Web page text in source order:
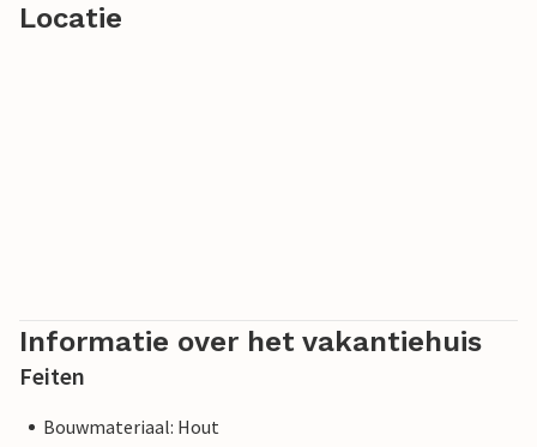
Locatie
Informatie over het vakantiehuis
Feiten
Bouwmateriaal: Hout